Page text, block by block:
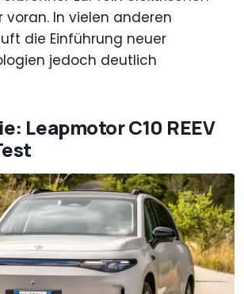
voran. In vielen anderen
die Einführung neuer
jedoch deutlich
Leapmotor C10 REEV